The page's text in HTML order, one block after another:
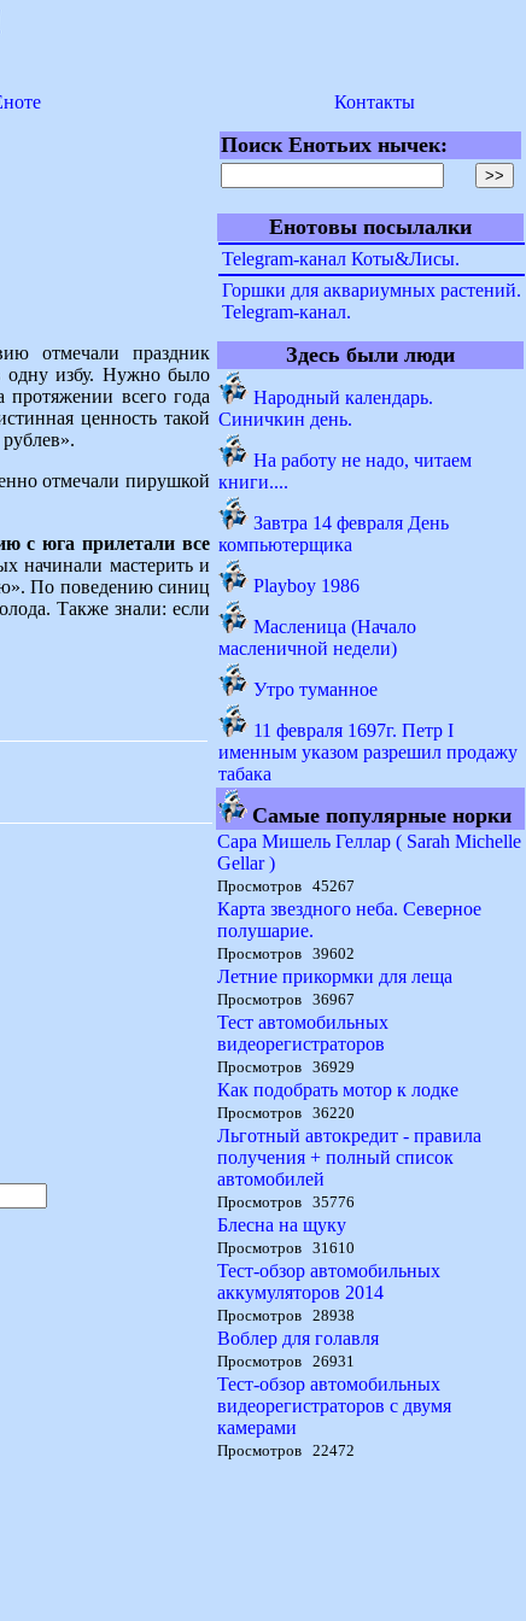
Контакты
отмечали праздник
одну избу. Нужно было
всего года
ценность такой
отмечали пирушкой
с юга прилетали все
начинали мастерить и
По поведению синиц
Также знали: если
Поиск Енотьих нычек:
Енотовы посылалки
Telegram-канал Коты&Лисы.
Горшки для аквариумных растений.
Telegram-канал.
Здесь были люди
Народный календарь.
Синичкин день.
На работу не надо, читаем
книги....
Завтра 14 февраля День
компьютерщика
Playboy 1986
Масленица (Начало
масленичной недели)
Утро туманное
11 февраля 1697г. Петр I
именным указом разрешил продажу
табака
Самые популярные норки
Сара Мишель Геллар ( Sarah Michelle
Gellar )
Просмотров 45267
Карта звездного неба. Северное
полушарие.
Просмотров 39602
Летние прикормки для леща
Просмотров 36967
Тест автомобильных
видеорегистраторов
Просмотров 36929
Как подобрать мотор к лодке
Просмотров 36220
Льготный автокредит - правила
получения + полный список
автомобилей
Просмотров 35776
Блесна на щуку
Просмотров 31610
Тест-обзор автомобильных
аккумуляторов 2014
Просмотров 28938
Воблер для голавля
Просмотров 26931
Тест-обзор автомобильных
видеорегистраторов с двумя
камерами
Просмотров 22472